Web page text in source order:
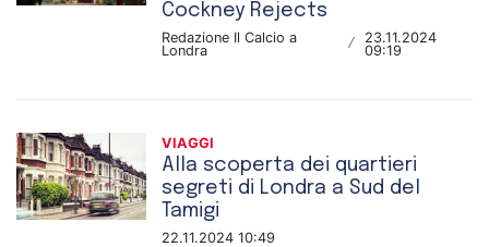
Cockney Rejects
Redazione Il Calcio a
Londra
/
23.11.2024
09:19
VIAGGI
Alla scoperta dei quartieri
segreti di Londra a Sud del
Tamigi
22.11.2024 10:49